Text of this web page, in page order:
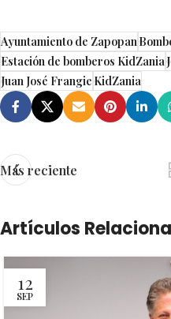
Ayuntamiento de Zapopan
Estación de bomberos KidZania
Juan José FrangieKidZania
Más reciente
Artículos
12
SEP